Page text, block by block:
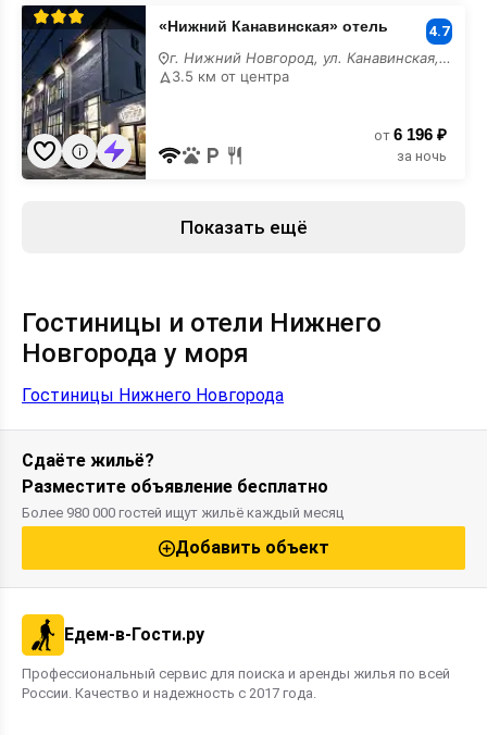
«Нижний
Канавинская»
отель
у
моря
«Нижний Канавинская» отель 4.7
г. Нижний Новгород, ул. Канавинская, 16
3.5 км от центра
от 6 196 ₽
за ночь
Показать ещё
Гостиницы и отели Нижнего
Новгорода у моря
Гостиницы Нижнего Новгорода
Сдаёте жильё?
Разместите объявление бесплатно
Более 980 000 гостей ищут жильё каждый месяц
Добавить объект
Едем-в-Гости.ру
Профессиональный сервис для поиска и аренды жилья по всей
России. Качество и надежность с 2017 года.